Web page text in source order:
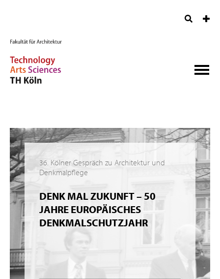
36. Kölner Gespräch zu Architektur und
Denkmalpflege
DENK MAL ZUKUNFT – 50
JAHRE EUROPÄISCHES
DENKMALSCHUTZJAHR